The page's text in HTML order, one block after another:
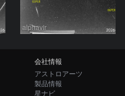
alphavir
会社情報
アストロアーツ
製品情報
星ナビ